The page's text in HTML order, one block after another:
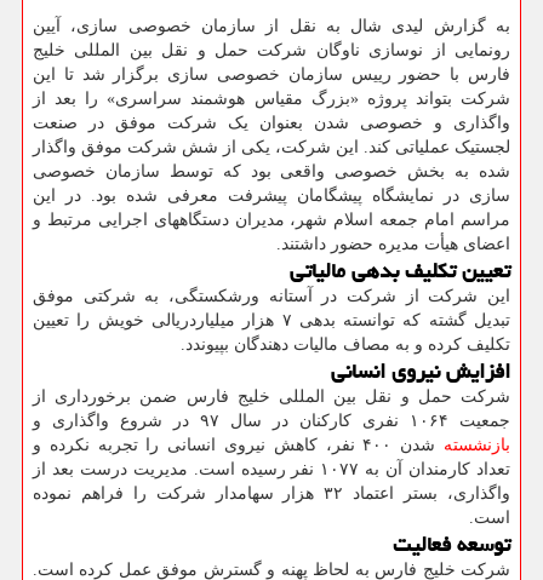
به گزارش لیدی شال به نقل از سازمان خصوصی سازی، آیین
رونمایی از نوسازی ناوگان شرکت حمل و نقل بین المللی خلیج
فارس با حضور رییس سازمان خصوصی سازی برگزار شد تا این
شرکت بتواند پروژه «بزرگ مقیاس هوشمند سراسری» را بعد از
واگذاری و خصوصی شدن بعنوان یک شرکت موفق در صنعت
لجستیک عملیاتی کند. این شرکت، یکی از شش شرکت موفق واگذار
شده به بخش خصوصی واقعی بود که توسط سازمان خصوصی
سازی در نمایشگاه پیشگامان پیشرفت معرفی شده بود. در این
مراسم امام جمعه اسلام شهر، مدیران دستگاههای اجرایی مرتبط و
اعضای هیأت مدیره حضور داشتند.
تعیین تکلیف بدهی مالیاتی
این شرکت از شرکت در آستانه ورشکستگی، به شرکتی موفق
تبدیل گشته که توانسته بدهی ۷ هزار میلیاردریالی خویش را تعیین
تکلیف کرده و به مصاف مالیات دهندگان بپیوندد.
افزایش نیروی انسانی
شرکت حمل و نقل بین المللی خلیج فارس ضمن برخورداری از
جمعیت ۱۰۶۴ نفری کارکنان در سال ۹۷ در شروع واگذاری و
بازنشسته
شدن ۴۰۰ نفر، کاهش نیروی انسانی را تجربه نکرده و
تعداد کارمندان آن به ۱۰۷۷ نفر رسیده است. مدیریت درست بعد از
واگذاری، بستر اعتماد ۳۲ هزار سهامدار شرکت را فراهم نموده
است.
توسعه فعالیت
شرکت خلیج فارس به لحاظ پهنه و گسترش موفق عمل کرده است.